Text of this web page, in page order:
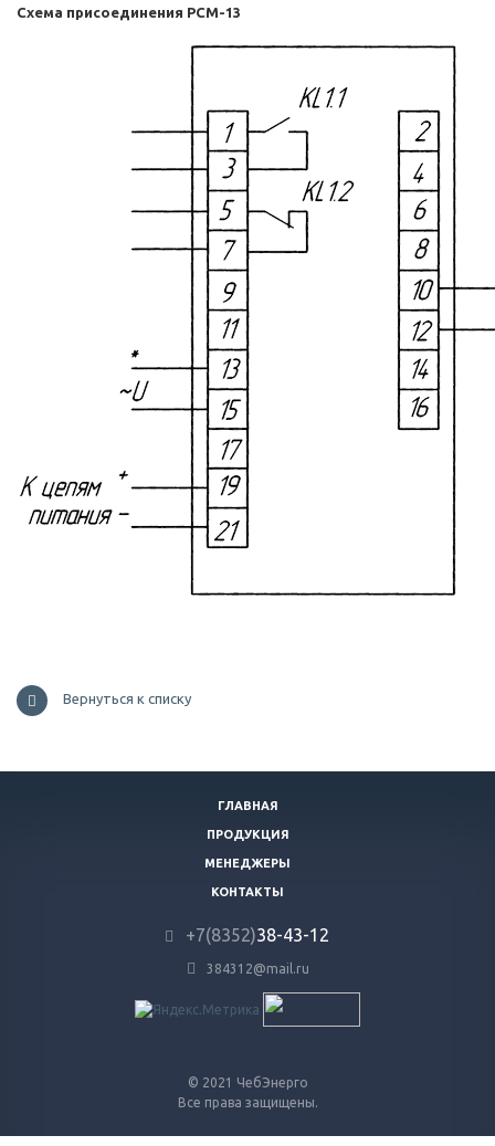
Схема присоединения РСМ-13
Вернуться к списку
ГЛАВНАЯ
ПРОДУКЦИЯ
МЕНЕДЖЕРЫ
КОНТАКТЫ
+7(8352)38-43-12
384312@mail.ru
© 2021 ЧебЭнерго
Все права защищены.